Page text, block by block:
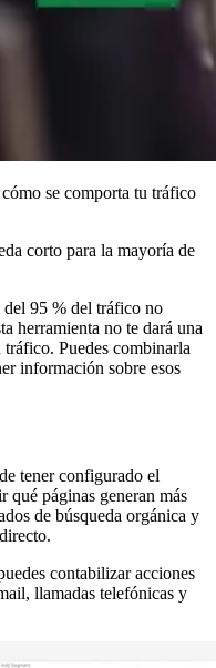
se comporta tu tráfico
corto para la mayoría de
del 95 % del tráfico no
herramienta no te dará una
Puedes combinarla
información sobre esos
tener configurado el
qué páginas generan más
de búsqueda orgánica y
contabilizar acciones
llamadas telefónicas y